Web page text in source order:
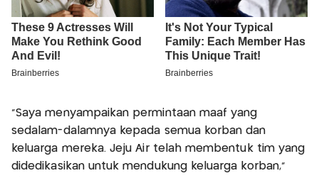
"Saya menyampaikan permintaan maaf yang
sedalam-dalamnya kepada semua korban dan
keluarga mereka. Jeju Air telah membentuk tim yang
didedikasikan untuk mendukung keluarga korban,"